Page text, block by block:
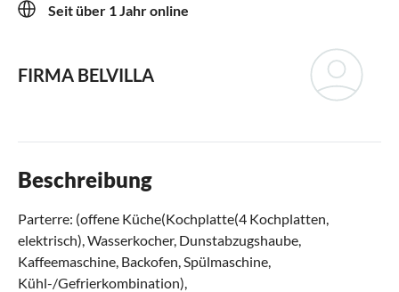
Seit über 1 Jahr online
FIRMA BELVILLA
Beschreibung
Parterre: (offene Küche(Kochplatte(4 Kochplatten,
elektrisch), Wasserkocher, Dunstabzugshaube,
Kaffeemaschine, Backofen, Spülmaschine,
Kühl-/Gefrierkombination),